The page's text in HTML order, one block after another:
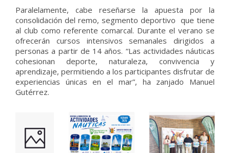
Paralelamente, cabe reseñarse la apuesta por la
consolidación del remo, segmento deportivo que tiene
al club como referente comarcal. Durante el verano se
ofrecerán cursos intensivos semanales dirigidos a
personas a partir de 14 años. “Las actividades náuticas
cohesionan deporte, naturaleza, convivencia y
aprendizaje, permitiendo a los participantes disfrutar de
experiencias únicas en el mar”, ha zanjado Manuel
Gutérrez.